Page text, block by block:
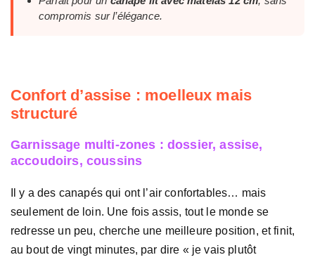
compromis sur l’élégance.
Confort d’assise : moelleux mais
structuré
Garnissage multi-zones : dossier, assise,
accoudoirs, coussins
Il y a des canapés qui ont l’air confortables… mais
seulement de loin. Une fois assis, tout le monde se
redresse un peu, cherche une meilleure position, et finit,
au bout de vingt minutes, par dire « je vais plutôt